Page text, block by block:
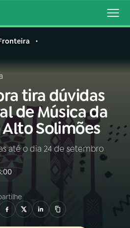
AO VIVO
tira dúvidas
de Música da
Solimões
até o dia 24 de setembro